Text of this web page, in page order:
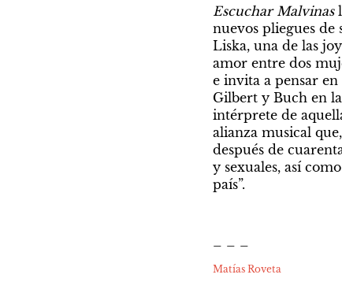
Escuchar Malvinas
nuevos pliegues
Liska, una de las
amor entre dos
e invita a pensar en
Gilbert y Buch en
intérprete de
alianza musical
después de
y sexuales, así
país”.
Matías Roveta